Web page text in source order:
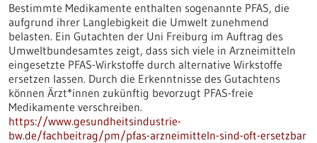
Bestimmte Medikamente enthalten sogenannte PFAS, die
aufgrund ihrer Langlebigkeit die Umwelt zunehmend
belasten. Ein Gutachten der Uni Freiburg im Auftrag des
Umweltbundesamtes zeigt, dass sich viele in Arzneimitteln
eingesetzte PFAS-Wirkstoffe durch alternative Wirkstoffe
ersetzen lassen. Durch die Erkenntnisse des Gutachtens
können Ärzt*innen zukünftig bevorzugt PFAS-freie
Medikamente verschreiben.
https://www.gesundheitsindustrie-
bw.de/fachbeitrag/pm/pfas-arzneimitteln-sind-oft-ersetzbar